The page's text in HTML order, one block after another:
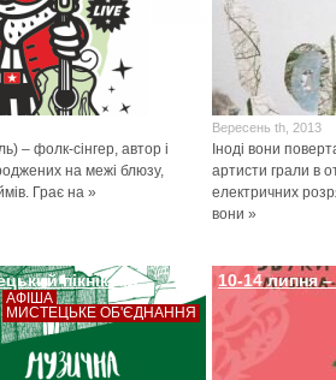
– фолк-сінгер, автор і
на межі блюзу,
Грає на »
Вересень th, 2013
Іноді вони
артисти грали в
електричних
вони »
пікнік під
АФІША
МИСТЕЦЬКЕ ОБ'ЄДНАННЯ
10-14 липня